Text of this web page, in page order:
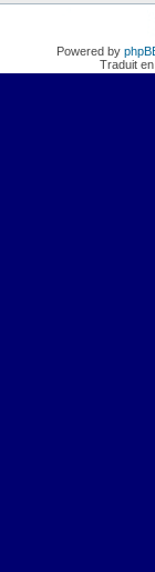
Powered by
Traduit